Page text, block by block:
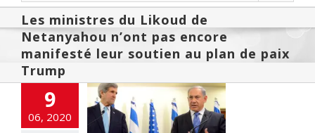
Les ministres du Likoud de
Netanyahou n’ont pas encore
manifesté leur soutien au plan de paix
Trump
9
06, 2020
blâme le
l’annexion